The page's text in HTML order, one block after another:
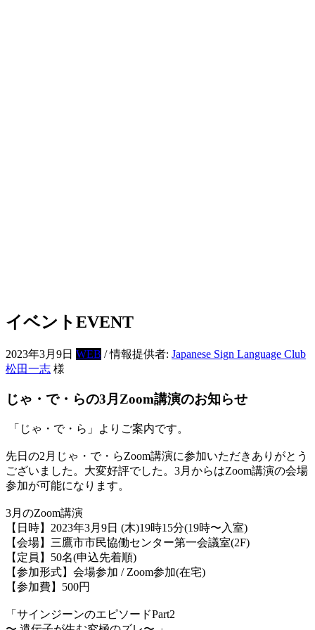
イベントEVENT
2023年3月9日 WEB / 情報提供者: Japanese Sign Language Club
松田一志 様
じゃ・で・らの3月Zoom講演のお知らせ
「じゃ・で・ら」よりご案内です。
先日の2月じゃ・で・らZoom講演に参加いただきありがとう
ございました。大変好評でした。3月からはZoom講演の会場
参加が可能になります。
3月のZoom講演
【日時】2023年3月9日 (木)19時15分(19時〜入室)
【会場】三鷹市市民協働センター第一会議室(2F)
【定員】50名(申込先着順)
【参加形式】会場参加 / Zoom参加(在宅)
【参加費】500円
「サインジーンのエピソードPart2